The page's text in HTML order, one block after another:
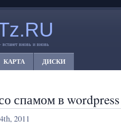
вновь и вновь
КАРТА ДИСКИ
спамом в wordpress
2011